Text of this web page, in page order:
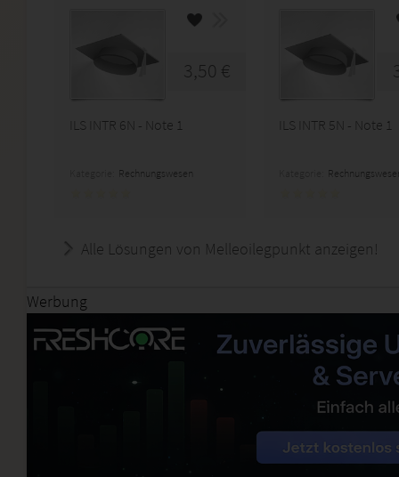
3,50 €
ILS INTR 6N - Note 1
Rechnungswesen
ILS INTR 5N - Note 1
Alle Lösungen von Melleoilegpunkt anzeigen!
Werbung